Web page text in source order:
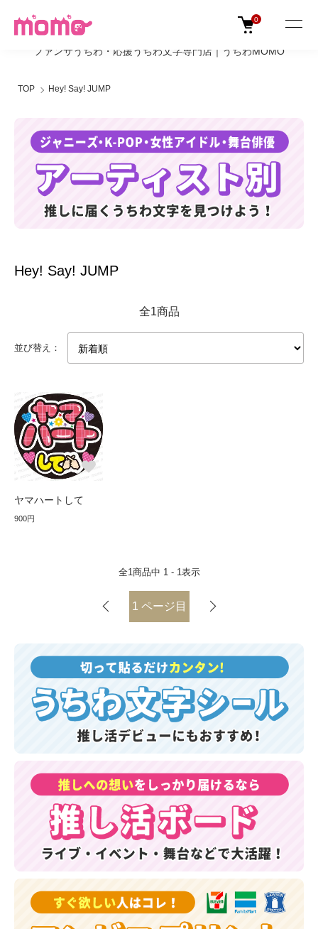
ファンサうちわ・応援うちわ文字専門店｜うちわMOMO
0
TOP Hey! Say! JUMP
Hey! Say! JUMP
全1商品
並び替え：
ヤマハートして
900円
全1 商品中 1 - 1 表示
1 ページ目